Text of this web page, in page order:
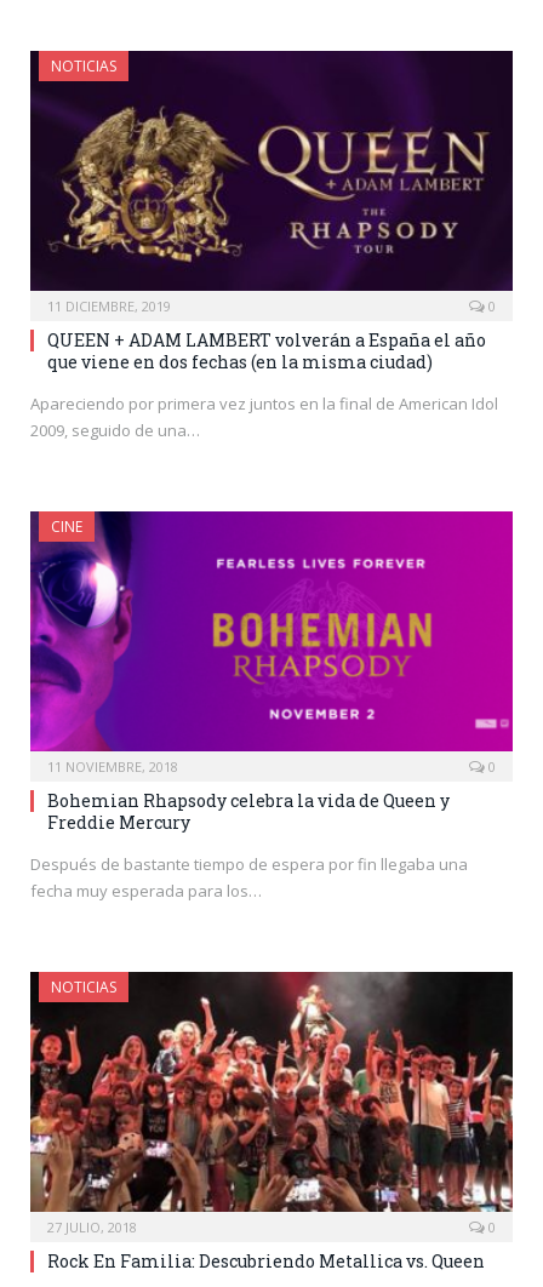
NOTICIAS
11 DICIEMBRE, 2019 0
QUEEN + ADAM LAMBERT volverán a España el año
que viene en dos fechas (en la misma ciudad)
Apareciendo por primera vez juntos en la final de American Idol
2009, seguido de una…
CINE
11 NOVIEMBRE, 2018 0
Bohemian Rhapsody celebra la vida de Queen y
Freddie Mercury
Después de bastante tiempo de espera por fin llegaba una
fecha muy esperada para los…
NOTICIAS
27 JULIO, 2018 0
Rock En Familia: Descubriendo Metallica vs. Queen